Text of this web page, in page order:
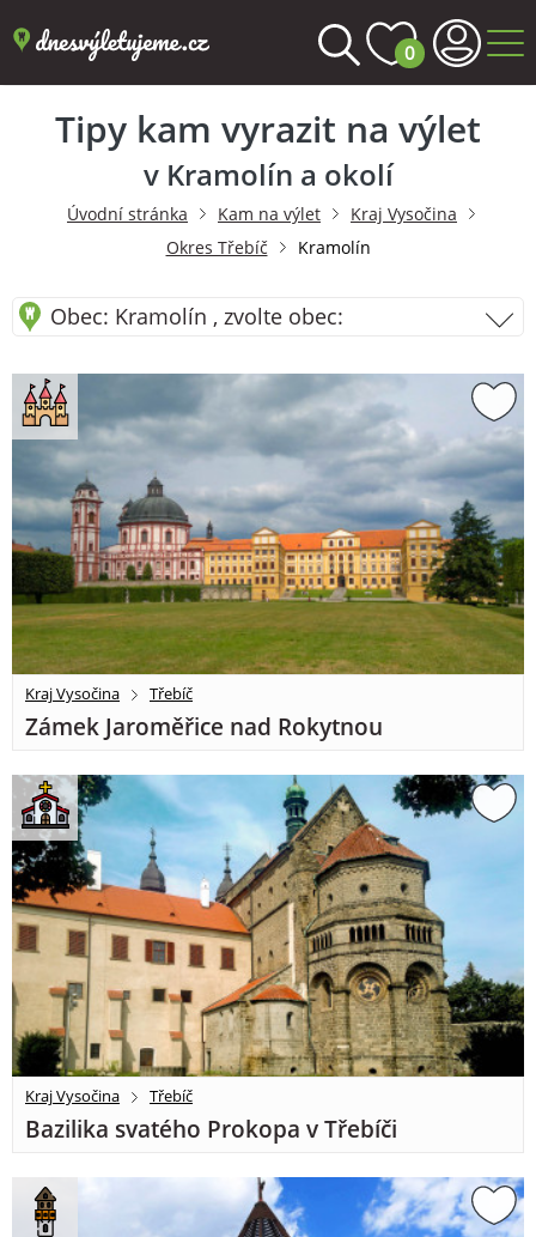
0
Tipy kam vyrazit na výlet
v Kramolín a okolí
Úvodní stránka Kam na výlet
Kraj Vysočina
Okres Třebíč
Kramolín
Obec: Kramolín , zvolte obec:
Kraj Vysočina Třebíč
Zámek Jaroměřice nad Rokytnou
Kraj Vysočina Třebíč
Bazilika svatého Prokopa v Třebíči